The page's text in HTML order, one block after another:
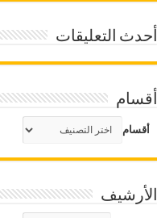
أحدث التعليقات
أقسام
أقسام
الأرشيف